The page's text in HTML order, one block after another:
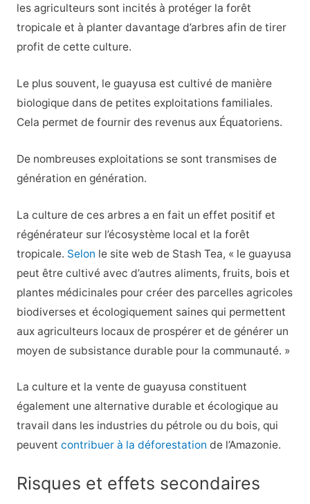
les agriculteurs sont incités à protéger la forêt
tropicale et à planter davantage d’arbres afin de tirer
profit de cette culture.
Le plus souvent, le guayusa est cultivé de manière
biologique dans de petites exploitations familiales.
Cela permet de fournir des revenus aux Équatoriens.
De nombreuses exploitations se sont transmises de
génération en génération.
La culture de ces arbres a en fait un effet positif et
régénérateur sur l’écosystème local et la forêt
tropicale. Selon le site web de Stash Tea, « le guayusa
peut être cultivé avec d’autres aliments, fruits, bois et
plantes médicinales pour créer des parcelles agricoles
biodiverses et écologiquement saines qui permettent
aux agriculteurs locaux de prospérer et de générer un
moyen de subsistance durable pour la communauté. »
La culture et la vente de guayusa constituent
également une alternative durable et écologique au
travail dans les industries du pétrole ou du bois, qui
peuvent contribuer à la déforestation de l’Amazonie.
Risques et effets secondaires